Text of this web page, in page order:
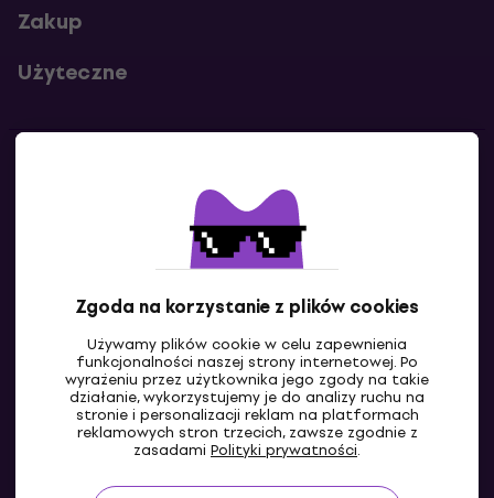
Zgoda na korzystanie z plików cookies
Używamy plików cookie w celu zapewnienia
funkcjonalności naszej strony internetowej. Po
wyrażeniu przez użytkownika jego zgody na takie
działanie, wykorzystujemy je do analizy ruchu na
stronie i personalizacji reklam na platformach
reklamowych stron trzecich, zawsze zgodnie z
zasadami Polityki prywatności.
Zakup
Użyteczne
Skontaktuj się z nami
PL